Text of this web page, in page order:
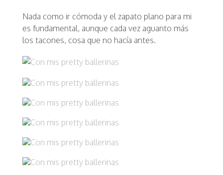
Nada como ir cómoda y el zapato plano para mi
es fundamental, aunque cada vez aguanto más
los tacones, cosa que no hacía antes.